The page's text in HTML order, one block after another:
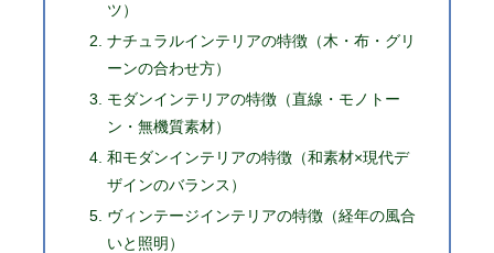
ツ）
ナチュラルインテリアの特徴（木・布・グリ
ーンの合わせ方）
モダンインテリアの特徴（直線・モノトー
ン・無機質素材）
和モダンインテリアの特徴（和素材×現代デ
ザインのバランス）
ヴィンテージインテリアの特徴（経年の風合
いと照明）